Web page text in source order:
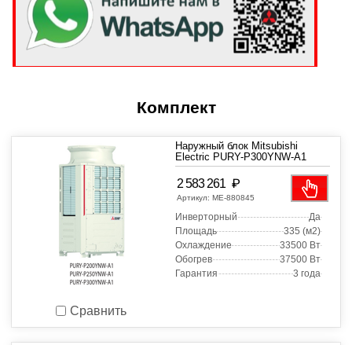
Комплект
Сравнить
Наружный блок Mitsubishi
Electric PURY-P300YNW-A1
2 583 261 ₽
Артикул: МЕ-880845
Инверторный
Да
Площадь
335 (м2)
Охлаждение
33500 Вт
Обогрев
37500 Вт
Гарантия
3 года